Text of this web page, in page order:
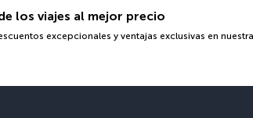
los viajes al mejor precio
excepcionales y ventajas exclusivas en